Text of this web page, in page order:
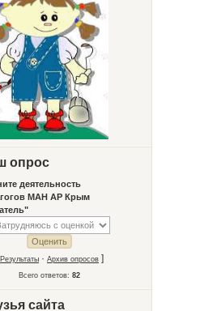
опрос
деятельность
МАН АР Крым
Результаты · Архив опросов ]
Всего ответов: 82
сайта